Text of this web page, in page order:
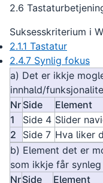
2.6
Suksesskriterium i
2.1.1 Tastatur
2.4.7 Synlig fokus
a) Det er ikkje
innhald/
Nr Side Element
1
Side 4 Slider
2
Side 7 Hva liker
b) Element det er
som ikkje får
NrSide Element